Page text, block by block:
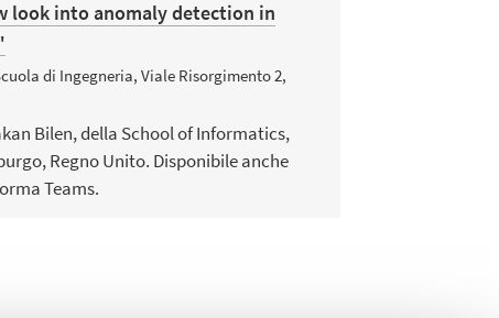
look into anomaly detection in
di Ingegneria, Viale Risorgimento 2,
Bilen, della School of Informatics,
Regno Unito. Disponibile anche
Teams.